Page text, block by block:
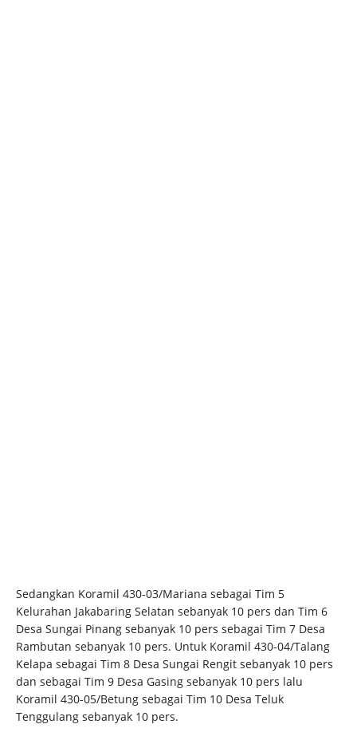
Sedangkan Koramil 430-03/Mariana sebagai Tim 5
Kelurahan Jakabaring Selatan sebanyak 10 pers dan Tim 6
Desa Sungai Pinang sebanyak 10 pers sebagai Tim 7 Desa
Rambutan sebanyak 10 pers. Untuk Koramil 430-04/Talang
Kelapa sebagai Tim 8 Desa Sungai Rengit sebanyak 10 pers
dan sebagai Tim 9 Desa Gasing sebanyak 10 pers lalu
Koramil 430-05/Betung sebagai Tim 10 Desa Teluk
Tenggulang sebanyak 10 pers.